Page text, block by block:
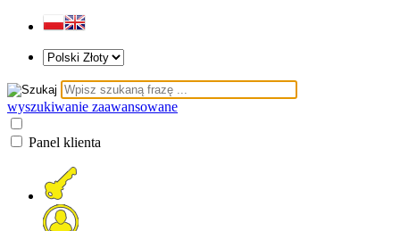
wyszukiwanie zaawansowane
Panel klienta